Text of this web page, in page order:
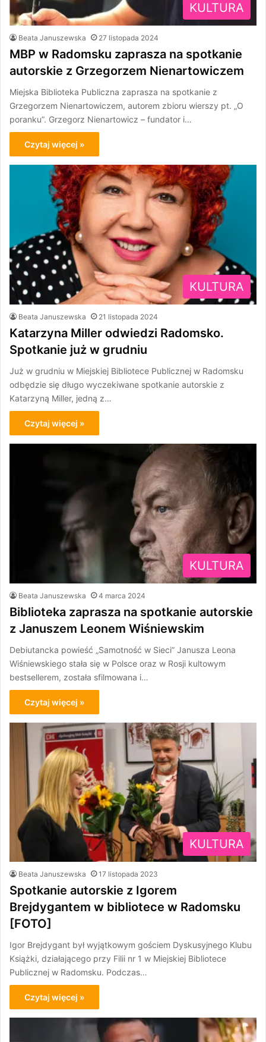
KULTURA
Beata Januszewska 27 listopada 2024
MBP w Radomsku zaprasza na spotkanie
autorskie z Grzegorzem Nienartowiczem
Miejska Biblioteka Publiczna zaprasza na spotkanie z
Grzegorzem Nienartowiczem, autorem zbioru wierszy pt. „O
poranku”. Grzegorz Nienartowicz – fundator i…
Czytaj więcej »
KULTURA
Beata Januszewska 21 listopada 2024
Katarzyna Miller odwiedzi Radomsko.
Spotkanie już w grudniu
Już w grudniu w Miejskiej Bibliotece Publicznej w Radomsku
odbędzie się długo wyczekiwane spotkanie autorskie z
Katarzyną Miller, jedną z…
Czytaj więcej »
KULTURA
Beata Januszewska 4 marca 2024
Biblioteka zaprasza na spotkanie autorskie
z Januszem Leonem Wiśniewskim
Debiutancka powieść „Samotność w Sieci” Janusza Leona
Wiśniewskiego stała się w Polsce oraz w Rosji kultowym
bestsellerem, została sfilmowana i…
Czytaj więcej »
KULTURA
Beata Januszewska 17 listopada 2023
Spotkanie autorskie z Igorem
Brejdygantem w bibliotece w Radomsku
[FOTO]
Igor Brejdygant był wyjątkowym gościem Dyskusyjnego Klubu
Książki, działającego przy Filii nr 1 w Miejskiej Bibliotece
Publicznej w Radomsku. Podczas…
Czytaj więcej »